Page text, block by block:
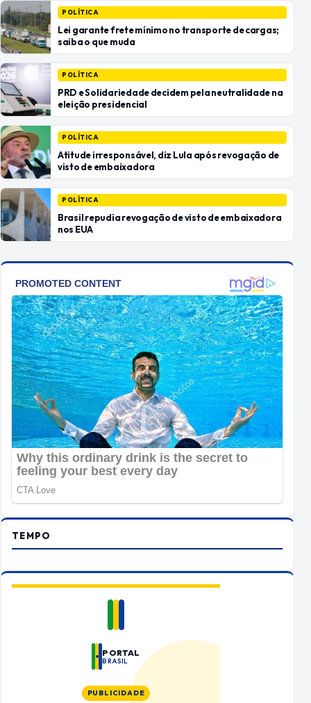
POLÍTICA
Lei garante frete mínimo no transporte de cargas;
saiba o que muda
POLÍTICA
PRD e Solidariedade decidem pela neutralidade na
eleição presidencial
POLÍTICA
Atitude irresponsável, diz Lula após revogação de
visto de embaixadora
POLÍTICA
Brasil repudia revogação de visto de embaixadora
nos EUA
TEMPO
PORTAL
BRASIL
PUBLICIDADE